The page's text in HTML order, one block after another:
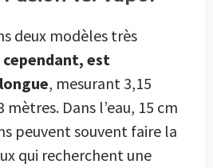
deux modèles très
cependant, est
, mesurant 3,15
mètres. Dans l’eau, 15 cm
peuvent souvent faire la
qui recherchent une